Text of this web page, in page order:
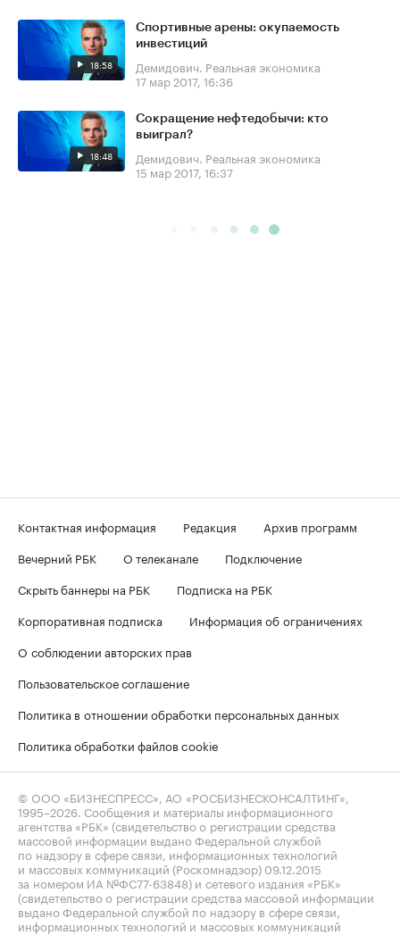
18:58
Спортивные арены: окупаемость
инвестиций
Демидович. Реальная экономика
17 мар 2017, 16:36
18:48
Сокращение нефтедобычи: кто
выиграл?
Демидович. Реальная экономика
15 мар 2017, 16:37
Контактная информация Редакция
Архив программ
Вечерний РБК
О телеканале
Подключение
Скрыть баннеры на РБК
Подписка на РБК
Корпоративная подписка
Информация об ограничениях
О соблюдении авторских прав
Пользовательское соглашение
Политика в отношении обработки персональных данных
Политика обработки файлов cookie
© ООО «БИЗНЕСПРЕСС», АО «РОСБИЗНЕСКОНСАЛТИНГ»,
1995–2026. Сообщения и материалы информационного
агентства «РБК» (свидетельство о регистрации средства
массовой информации выдано Федеральной службой
по надзору в сфере связи, информационных технологий
и массовых коммуникаций (Роскомнадзор) 09.12.2015
за номером ИА №ФС77-63848) и сетевого издания «РБК»
(свидетельство о регистрации средства массовой информации
выдано Федеральной службой по надзору в сфере связи,
информационных технологий и массовых коммуникаций